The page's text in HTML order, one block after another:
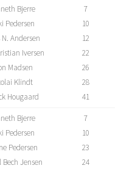
Bjerre
Pedersen
Andersen
Iversen
Madsen
Klindt
Hougaard
7
10
12
22
26
28
41
Bjerre
Pedersen
Pedersen
Bech Jensen
7
10
23
24